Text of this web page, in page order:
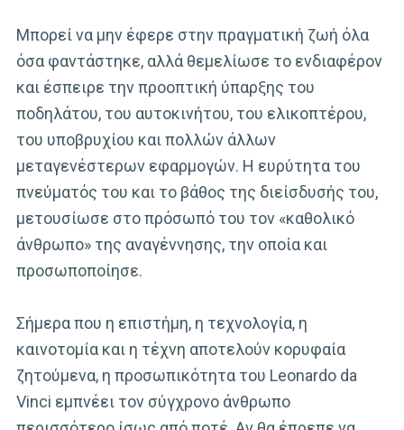
Μπορεί να μην έφερε στην πραγματική ζωή όλα
όσα φαντάστηκε, αλλά θεμελίωσε το ενδιαφέρον
και έσπειρε την προοπτική ύπαρξης του
ποδηλάτου, του αυτοκινήτου, του ελικοπτέρου,
του υποβρυχίου και πολλών άλλων
μεταγενέστερων εφαρμογών. Η ευρύτητα του
πνεύματός του και το βάθος της διείσδυσής του,
μετουσίωσε στο πρόσωπό του τον «καθολικό
άνθρωπο» της αναγέννησης, την οποία και
προσωποποίησε.
Σήμερα που η επιστήμη, η τεχνολογία, η
καινοτομία και η τέχνη αποτελούν κορυφαία
ζητούμενα, η προσωπικότητα του Leonardo da
Vinci εμπνέει τον σύγχρονο άνθρωπο